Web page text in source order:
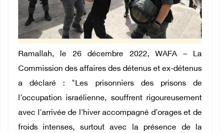
Ramallah, le 26 décembre 2022, WAFA – La
Commission des affaires des détenus et ex-détenus
a déclaré : "Les prisonniers des prisons de
l'occupation israélienne, souffrent rigoureusement
avec l'arrivée de l'hiver accompagné d'orages et de
froids intenses, surtout avec la présence de la